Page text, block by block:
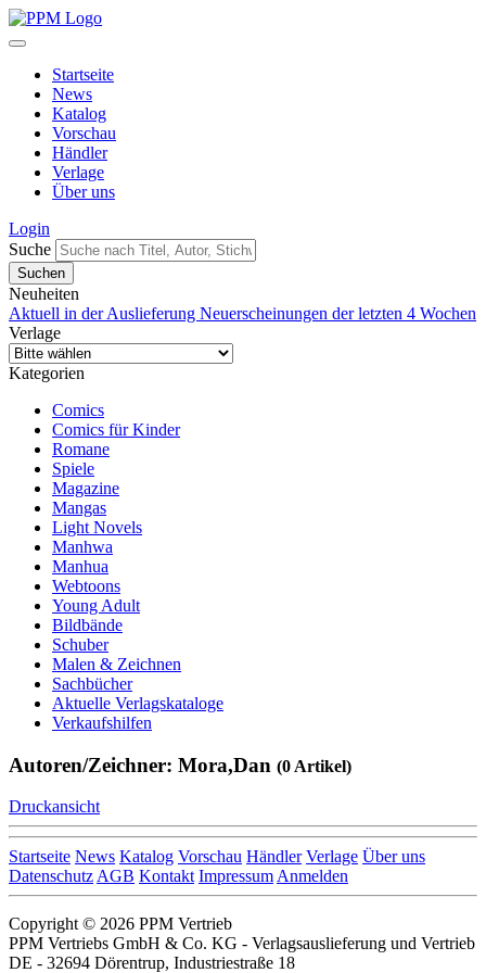
Startseite
News
Katalog
Vorschau
Händler
Verlage
Über uns
Login
Suche
Neuheiten
Aktuell in der Auslieferung Neuerscheinungen der letzten 4 Wochen
Verlage
Kategorien
Comics
Comics für Kinder
Romane
Spiele
Magazine
Mangas
Light Novels
Manhwa
Manhua
Webtoons
Young Adult
Bildbände
Schuber
Malen & Zeichnen
Sachbücher
Aktuelle Verlagskataloge
Verkaufshilfen
Autoren/Zeichner: Mora,Dan (0 Artikel)
Druckansicht
Startseite News Katalog Vorschau Händler Verlage Über uns
DatenschutzAGB Kontakt ImpressumAnmelden
Copyright © 2026 PPM Vertrieb
PPM Vertriebs GmbH & Co. KG - Verlagsauslieferung und Vertrieb
DE - 32694 Dörentrup, Industriestraße 18